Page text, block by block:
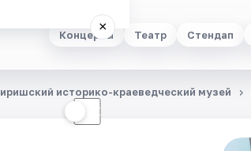
Концерты Театр Стендап
×
☾
историко-краеведческий музей